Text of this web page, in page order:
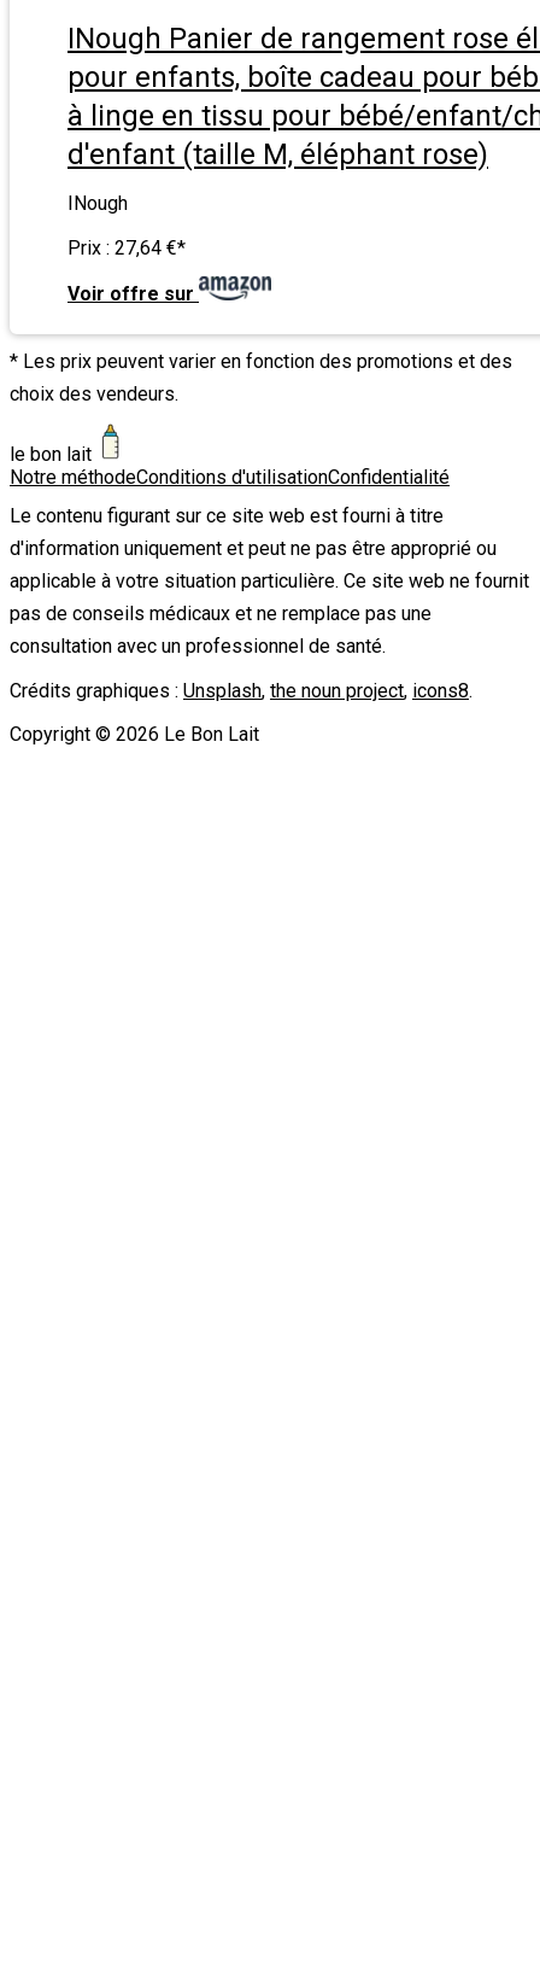
INough Panier de rangement rose
pour enfants, boîte cadeau pour
à linge en tissu pour bébé/enfant/
d'enfant (taille M, éléphant rose)
INough
Prix : 27,64 €*
Voir offre sur
* Les prix peuvent varier en fonction des promotions et des
choix des vendeurs.
le bon lait
Notre méthodeConditions d'utilisationConfidentialité
Le contenu figurant sur ce site web est fourni à titre
d'information uniquement et peut ne pas être approprié ou
applicable à votre situation particulière. Ce site web ne fournit
pas de conseils médicaux et ne remplace pas une
consultation avec un professionnel de santé.
Crédits graphiques : Unsplash, the noun project, icons8.
Copyright © 2026 Le Bon Lait